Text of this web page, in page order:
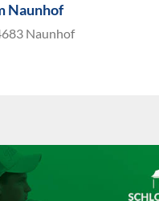
Naunhof
Naunhof